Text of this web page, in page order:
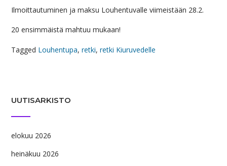
Ilmoittautuminen ja maksu Louhentuvalle viimeistään 28.2.
20 ensimmäistä mahtuu mukaan!
Tagged Louhentupa, retki, retki Kiuruvedelle
UUTISARKISTO
elokuu 2026
heinäkuu 2026